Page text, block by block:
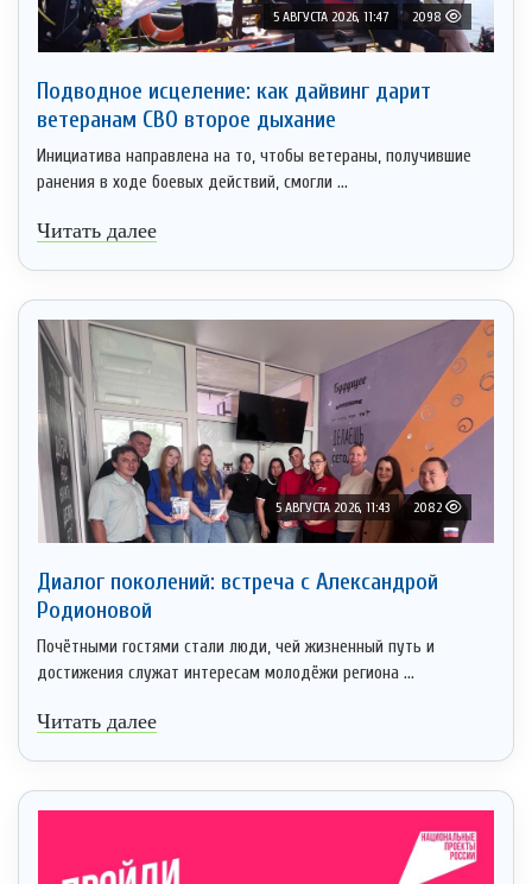
5 АВГУСТА 2026, 11:47 2098
Подводное исцеление: как дайвинг дарит
ветеранам СВО второе дыхание
Инициатива направлена на то, чтобы ветераны, получившие
ранения в ходе боевых действий, смогли ...
Читать далее
5 АВГУСТА 2026, 11:43 2082
Диалог поколений: встреча с Александрой
Родионовой
Почётными гостями стали люди, чей жизненный путь и
достижения служат интересам молодёжи региона ...
Читать далее